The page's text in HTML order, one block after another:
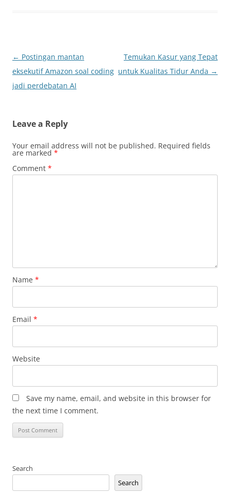
Post
navigation
← Postingan mantan
eksekutif Amazon soal coding
jadi perdebatan AI
Temukan Kasur yang Tepat
untuk Kualitas Tidur Anda →
Leave a Reply
Your email address will not be published. Required fields
are marked *
Comment *
Name *
Email *
Website
Save my name, email, and website in this browser for
the next time I comment.
Search
Search